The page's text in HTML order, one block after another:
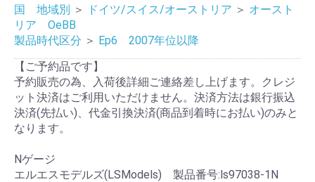
国 地域別 ＞ ドイツ/スイス/オーストリア ＞ オースト
リア OeBB
製品時代区分 ＞ Ep6 2007年位以降
【ご予約品です】
予約販売の為、入荷後詳細ご連絡差し上げます。クレジ
ット決済はご利用いただけません。決済方法は銀行振込
決済(先払い)、代金引換決済(商品到着時にお払い)のみと
なります。
Nゲージ
エルエスモデルズ(LSModels) 製品番号:ls97038-1N